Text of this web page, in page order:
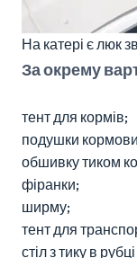
На катері є люк
За окрему
тент для кормів;
подушки
обшивку тиком
фіранки;
ширму;
тент для
стіл з тику в рубці